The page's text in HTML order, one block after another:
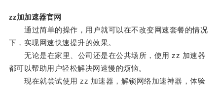
zz加加速器官网
通过简单的操作，用户就可以在不改变网速套餐的情况
下，实现网速快速提升的效果。
无论是在家里、公司还是在公共场所，使用 zz 加速器
都可以帮助用户轻松解决网速慢的烦恼。
现在就尝试使用 zz 加速器，解锁网络加速神器，体验